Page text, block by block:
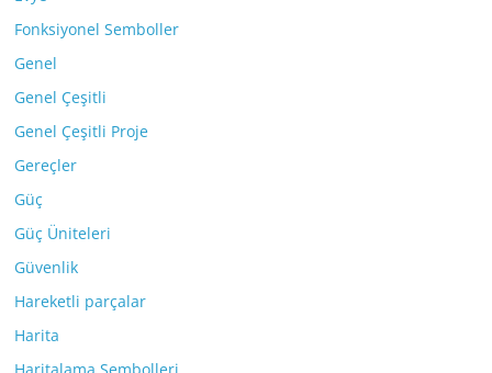
Fonksiyonel Semboller
Genel
Genel Çeşitli
Genel Çeşitli Proje
Gereçler
Güç
Güç Üniteleri
Güvenlik
Hareketli parçalar
Harita